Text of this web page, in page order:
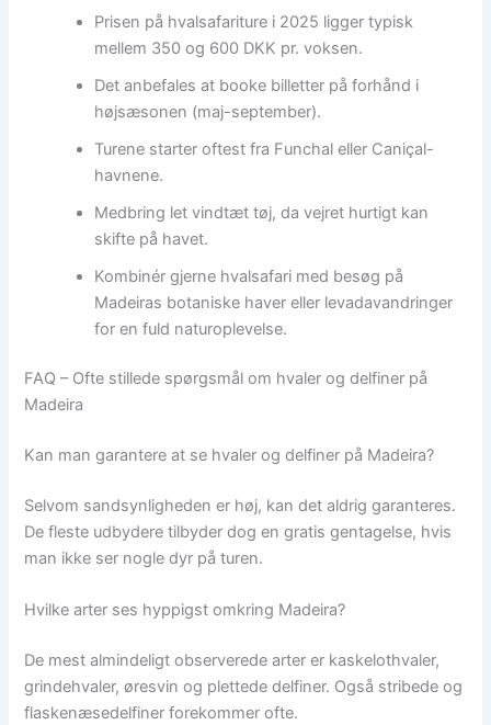
Prisen på hvalsafariture i 2025 ligger typisk
mellem 350 og 600 DKK pr. voksen.
Det anbefales at booke billetter på forhånd i
højsæsonen (maj-september).
Turene starter oftest fra Funchal eller Caniçal-
havnene.
Medbring let vindtæt tøj, da vejret hurtigt kan
skifte på havet.
Kombinér gjerne hvalsafari med besøg på
Madeiras botaniske haver eller levadavandringer
for en fuld naturoplevelse.
FAQ – Ofte stillede spørgsmål om hvaler og delfiner på
Madeira
Kan man garantere at se hvaler og delfiner på Madeira?
Selvom sandsynligheden er høj, kan det aldrig garanteres.
De fleste udbydere tilbyder dog en gratis gentagelse, hvis
man ikke ser nogle dyr på turen.
Hvilke arter ses hyppigst omkring Madeira?
De mest almindeligt observerede arter er kaskelothvaler,
grindehvaler, øresvin og plettede delfiner. Også stribede og
flaskenæsedelfiner forekommer ofte.